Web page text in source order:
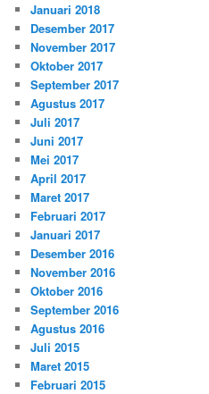
Januari 2018
Desember 2017
November 2017
Oktober 2017
September 2017
Agustus 2017
Juli 2017
Juni 2017
Mei 2017
April 2017
Maret 2017
Februari 2017
Januari 2017
Desember 2016
November 2016
Oktober 2016
September 2016
Agustus 2016
Juli 2015
Maret 2015
Februari 2015